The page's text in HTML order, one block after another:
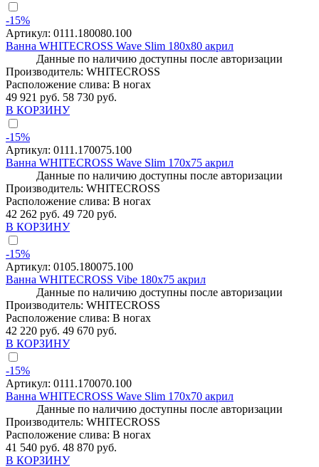
-15%
Артикул: 0111.180080.100
Ванна WHITECROSS Wave Slim 180x80 акрил
Данные по наличию доступны после авторизации
Производитель: WHITECROSS
Расположение слива: В ногах
49 921 руб. 58 730 руб.
В КОРЗИНУ
-15%
Артикул: 0111.170075.100
Ванна WHITECROSS Wave Slim 170x75 акрил
Данные по наличию доступны после авторизации
Производитель: WHITECROSS
Расположение слива: В ногах
42 262 руб. 49 720 руб.
В КОРЗИНУ
-15%
Артикул: 0105.180075.100
Ванна WHITECROSS Vibe 180x75 акрил
Данные по наличию доступны после авторизации
Производитель: WHITECROSS
Расположение слива: В ногах
42 220 руб. 49 670 руб.
В КОРЗИНУ
-15%
Артикул: 0111.170070.100
Ванна WHITECROSS Wave Slim 170x70 акрил
Данные по наличию доступны после авторизации
Производитель: WHITECROSS
Расположение слива: В ногах
41 540 руб. 48 870 руб.
В КОРЗИНУ